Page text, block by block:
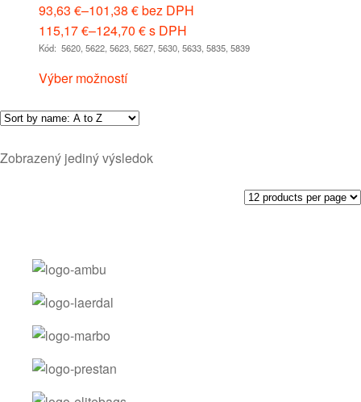
93,63 €–101,38 €bez DPH
115,17€–124,70 €s DPH
Kód: 5620, 5622, 5623, 5627, 5630, 5633, 5835, 5839
Výber možností
Zobrazený jediný výsledok